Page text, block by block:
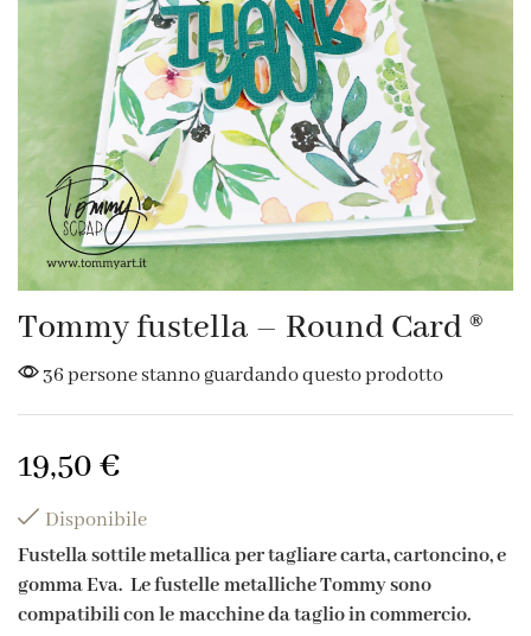
Tommy fustella – Round Card ®
36 persone stanno guardando questo prodotto
19,50 €
Disponibile
Fustella sottile metallica per tagliare carta, cartoncino, e
gomma Eva. Le fustelle metalliche Tommy sono
compatibili con le macchine da taglio in commercio.